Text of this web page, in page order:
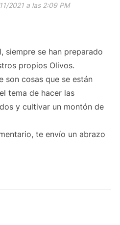
2021 a las 2:09 PM
siempre se han preparado
propios Olivos.
son cosas que se están
tema de hacer las
y cultivar un montón de
te envío un abrazo